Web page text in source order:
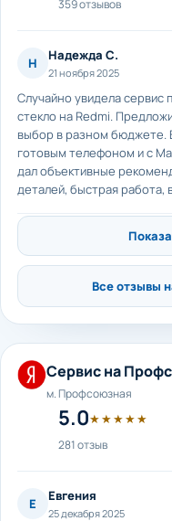
359 отзывов
Н Надежда С.
21 ноября 2025
Случайно увидела сервис
стекло на Redmi.
выбор в разном бюджете.
готовым телефоном и с
дал объективные
деталей, быстрая работа,
Все отзывы
Сервис на
м. Профсоюзная
5.0★★★★★
281 отзыв
Е Евгения
25 декабря 2025